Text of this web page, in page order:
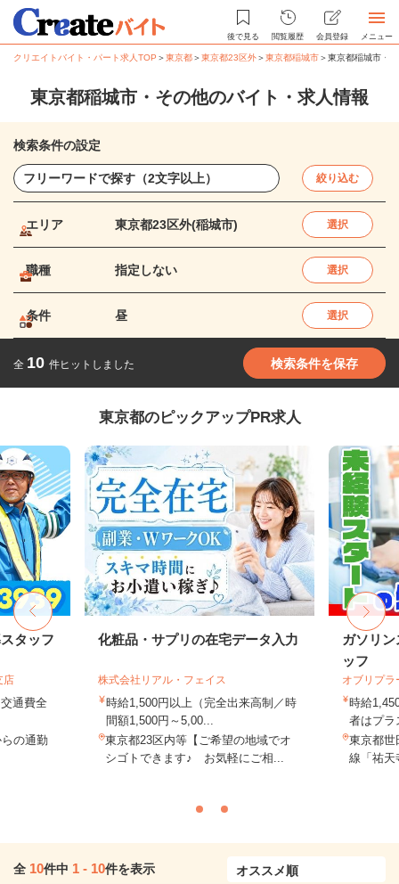
後で見る 閲覧履歴 会員登録 メニュー
クリエイトバイト・パート求人TOP ＞東京都＞東京都23区外＞東京都稲城市＞東京都稲城市・
東京都稲城市・その他のバイト・求人情報
検索条件の設定
絞り込む
エリア 東京都23区外(稲城市) 選択
職種 指定しない 選択
条件 昼 選択
全 10 件ヒットしました 検索条件を保存
東京都のピックアップPR求人
タッフ
店
通費全
の通勤
化粧品・サプリの在宅データ入力
株式会社リアル・フェイス
時給1,500円以上（完全出来高制／時
間額1,500円～5,00...
東京都23区内等【ご希望の地域でオ
シゴトできます♪ お気軽にご相...
ガソリ
ッフ
オブリプ
時給
者はプラ
東京都世
線「祐天
全 10件中 1 - 10件を表示